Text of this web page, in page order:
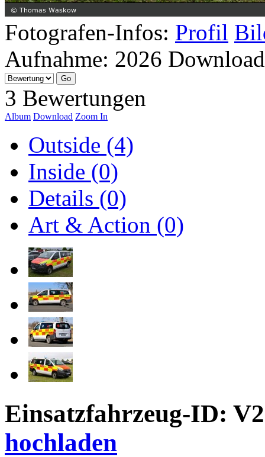
Fotografen-Infos: Profil
Aufnahme: 2026
3 Bewertungen
Album Download Zoom In
Outside (4)
Inside (0)
Details (0)
Art & Action (0)
Einsatzfahrzeug-ID:
hochladen